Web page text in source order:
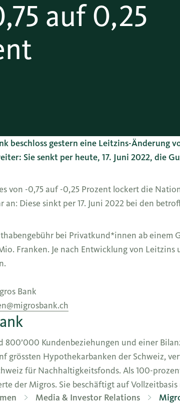
auf 0,25
beschloss gestern eine Leitzins-Änderung
Sie senkt per heute, 17. Juni 2022, die
von -0,75 auf -0,25 Prozent lockert die
Diese sinkt per 17. Juni 2022 bei den
bei Privatkund*innen ab einem
Franken. Je nach Entwicklung von
Bank
800’000 Kundenbeziehungen und einer
grössten Hypothekarbanken der Schweiz,
für Nachhaltigkeitsfonds. Als 100-
der Migros. Sie beschäftigt auf
Media & Investor Relations